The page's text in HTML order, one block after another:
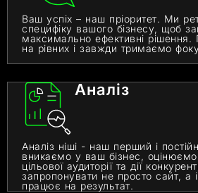
Ваш успіх – наш пріоритет. Ми
специфіку вашого бізнесу, щоб
максимально ефективні
на рівних і завжди тримаємо
Аналіз
Аналіз ніші - наш перший і
вникаємо у ваш бізнес, оцінюємо
цільової аудиторії та дії
запропонувати не просто сайт, а
працює на результат.